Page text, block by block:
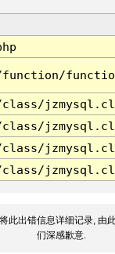
此出错信息详细记录, 由
们深感歉意.